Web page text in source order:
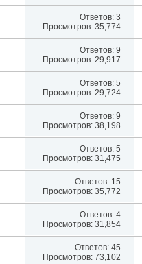
Ответов: 3
Просмотров: 35,774
Ответов: 9
Просмотров: 29,917
Ответов: 5
Просмотров: 29,724
Ответов: 9
Просмотров: 38,198
Ответов: 5
Просмотров: 31,475
Ответов: 15
Просмотров: 35,772
Ответов: 4
Просмотров: 31,854
Ответов: 45
Просмотров: 73,102